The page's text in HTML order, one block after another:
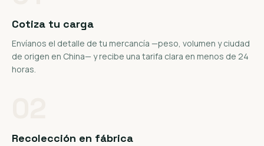
Cotiza tu carga
Envíanos el detalle de tu mercancía —peso, volumen y ciudad
de origen en China— y recibe una tarifa clara en menos de 24
horas.
Recolección en fábrica